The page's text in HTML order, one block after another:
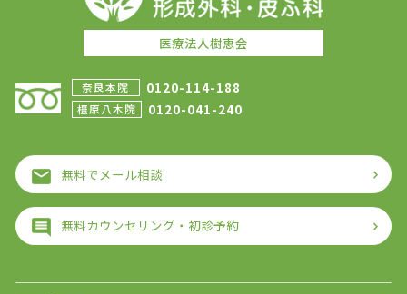
医療法人樹恵会
奈良本院 0120-114-188
橿原八木院 0120-041-240
無料でメール相談
無料カウンセリング・初診予約